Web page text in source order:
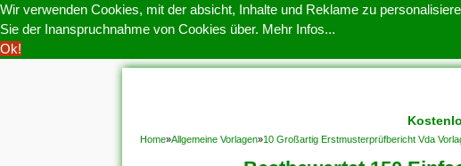
Wir verwenden Cookies, mit der absicht, Inhalte und Reklame zu
Sie der Inanspruchnahme von Cookies über. Mehr Infos...
Ok!
Home»Allgemeine Vorlagen»10 Großartig Erstmusterprüfbericht Vda